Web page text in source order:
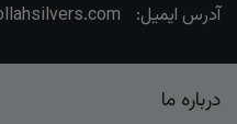
آدرس ایمیل:
درباره ما